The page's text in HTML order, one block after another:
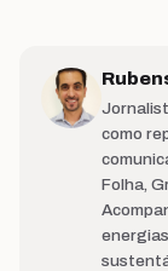
como
Folha,